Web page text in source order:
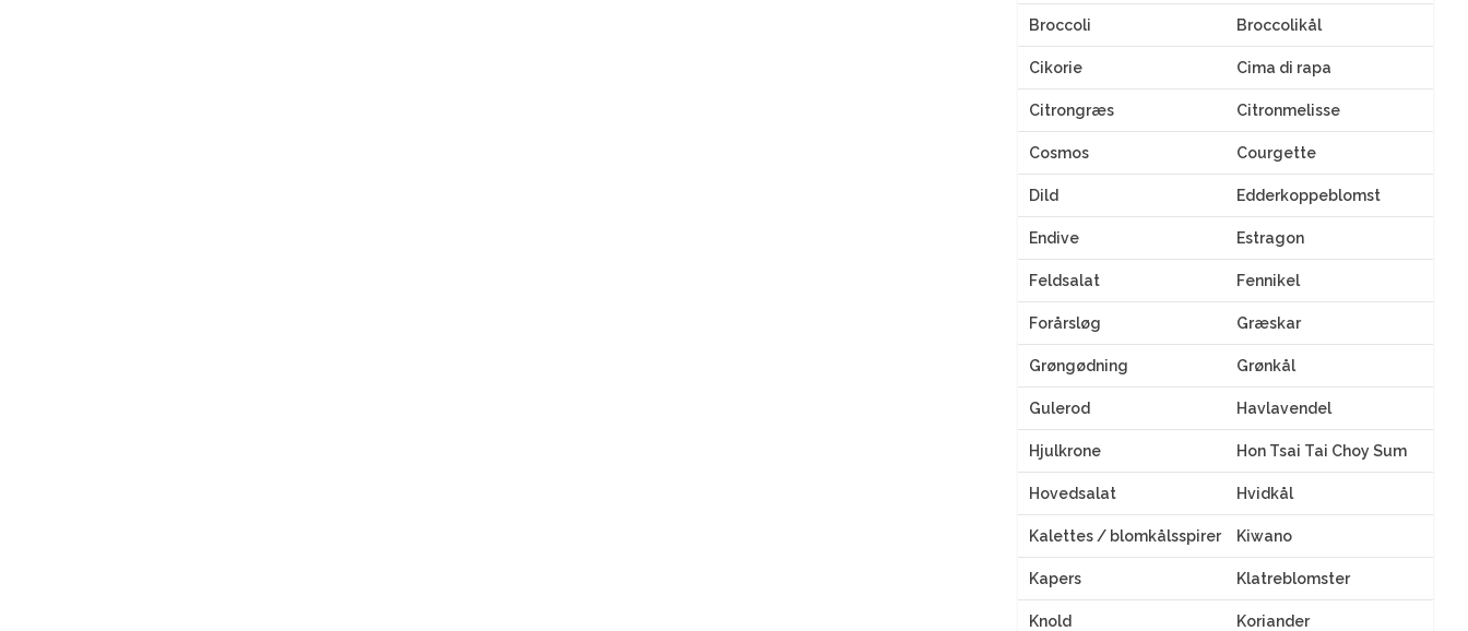
Broccoli Broccolikål
Cikorie Cima di rapa
Citrongræs Citronmelisse
Cosmos Courgette
Dild Edderkoppeblomst
Endive Estragon
Feldsalat Fennikel
Forårsløg Græskar
Grøngødning Grønkål
Gulerod Havlavendel
Hjulkrone Hon Tsai Tai Choy Sum
Hovedsalat Hvidkål
Kalettes / blomkålsspirer Kiwano
Kapers Klatreblomster
Knold Koriander